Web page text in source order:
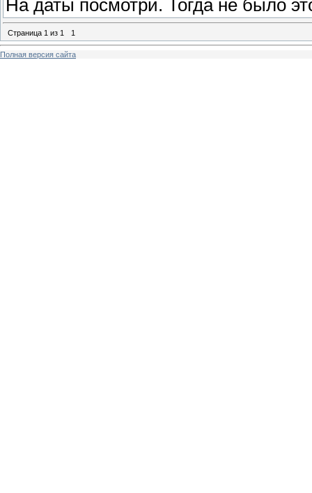
На даты посмотри. Тогда не было
Страница 1 из 1 1
Полная версия сайта